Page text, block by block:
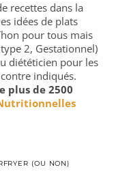
recettes dans la
idées de plats
pour tous mais
2, Gestationnel)
diététicien pour les
indiqués.
plus de 2500
(OU NON)